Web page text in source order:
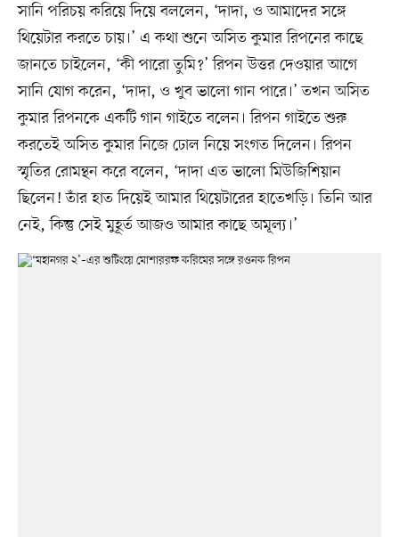
সানি পরিচয় করিয়ে দিয়ে বললেন, ‘দাদা, ও আমাদের সঙ্গে
থিয়েটার করতে চায়।’ এ কথা শুনে অসিত কুমার রিপনের কাছে
জানতে চাইলেন, ‘কী পারো তুমি?’ রিপন উত্তর দেওয়ার আগে
সানি যোগ করেন, ‘দাদা, ও খুব ভালো গান পারে।’ তখন অসিত
কুমার রিপনকে একটি গান গাইতে বলেন। রিপন গাইতে শুরু
করতেই অসিত কুমার নিজে ঢোল নিয়ে সংগত দিলেন। রিপন
স্মৃতির রোমন্থন করে বলেন, ‘দাদা এত ভালো মিউজিশিয়ান
ছিলেন! তাঁর হাত দিয়েই আমার থিয়েটারের হাতেখড়ি। তিনি আর
নেই, কিন্তু সেই মুহূর্ত আজও আমার কাছে অমূল্য।’